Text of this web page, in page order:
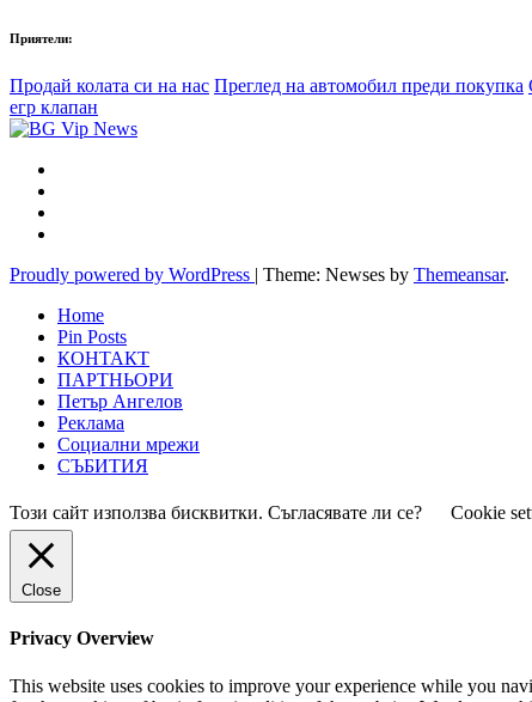
Приятели:
Продай колата си на нас Преглед на автомобил преди покупка
егр клапан
Proudly powered by WordPress | Theme: Newses by Themeansar.
Home
Pin Posts
КОНТАКТ
ПАРТНЬОРИ
Петър Ангелов
Реклама
Социални мрежи
СЪБИТИЯ
Този сайт използва бисквитки. Съгласявате ли се? Cookie
Close
Privacy Overview
This website uses cookies to improve your experience while you